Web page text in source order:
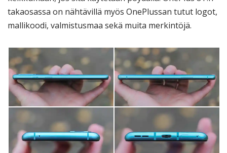
takaosassa on nähtävillä myös OnePlussan tutut logot,
mallikoodi, valmistusmaa sekä muita merkintöjä.